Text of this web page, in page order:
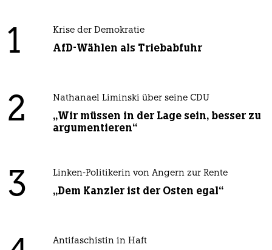
1 Krise der Demokratie
AfD-Wählen als Triebabfuhr
2 Nathanael Liminski über seine CDU
„Wir müssen in der Lage sein, besser zu
argumentieren“
3 Linken-Politikerin von Angern zur Rente
„Dem Kanzler ist der Osten egal“
Antifaschistin in Haft